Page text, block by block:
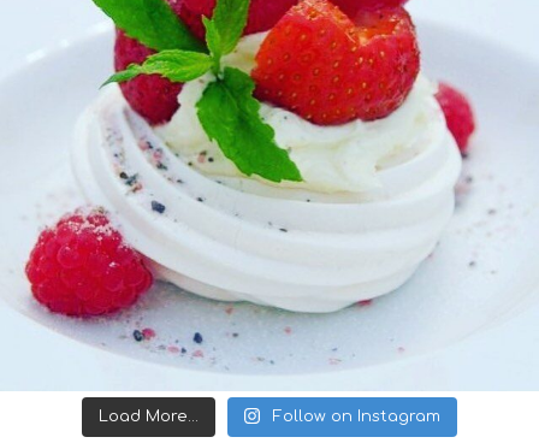
Load More... Follow on Instagram